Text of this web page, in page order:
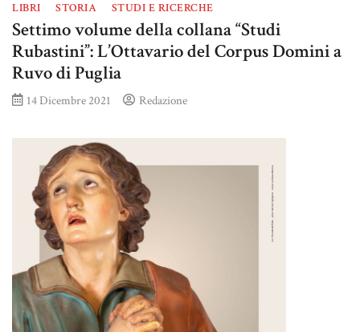
LIBRI STORIA STUDI E RICERCHE
Settimo volume della collana “Studi
Rubastini”: L’Ottavario del Corpus Domini a
Ruvo di Puglia
14 Dicembre 2021 Redazione